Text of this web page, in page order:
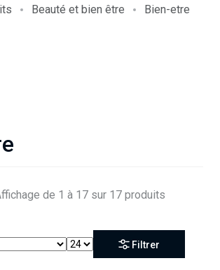
Beauté et bien être Bien-etre
de 1 à 17 sur 17 produits
Filtrer